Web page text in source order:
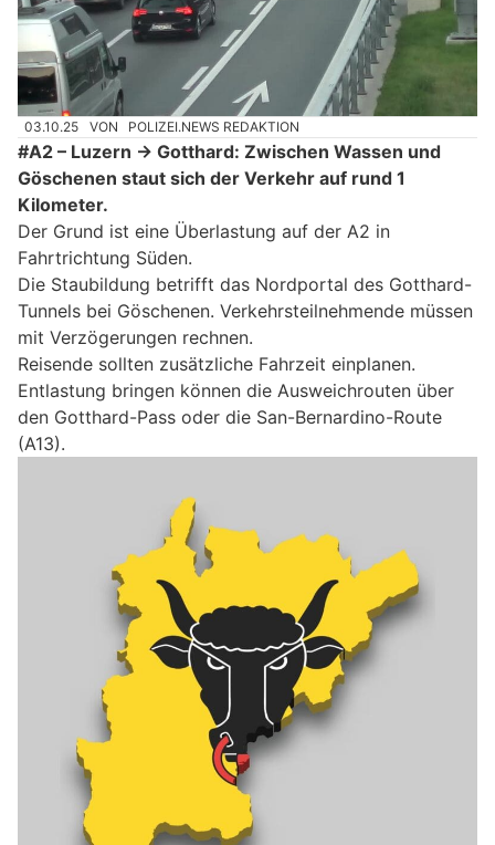
03.10.25 VON POLIZEI.NEWS REDAKTION
#A2 – Luzern → Gotthard: Zwischen Wassen und
Göschenen staut sich der Verkehr auf rund 1
Kilometer.
Der Grund ist eine Überlastung auf der A2 in
Fahrtrichtung Süden.
Die Staubildung betrifft das Nordportal des Gotthard-
Tunnels bei Göschenen. Verkehrsteilnehmende müssen
mit Verzögerungen rechnen.
Reisende sollten zusätzliche Fahrzeit einplanen.
Entlastung bringen können die Ausweichrouten über
den Gotthard-Pass oder die San-Bernardino-Route
(A13).